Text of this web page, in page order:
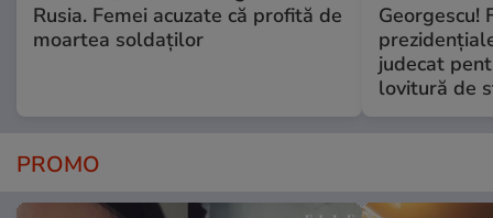
Rusia. Femei acuzate că profită de
moartea soldaților
Georgescu!
judecat
lovitură de
PROMO